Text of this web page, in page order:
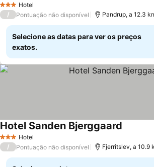
3 EstrelasHotel
/ Pontuação não disponível Pandrup, a 12.3
Selecione as datas para ver os preços
exatos.
3 EstrelasHotel
Hotel Sanden Bjerggaard
/ Pontuação não disponível Fjerritslev, a 10.9